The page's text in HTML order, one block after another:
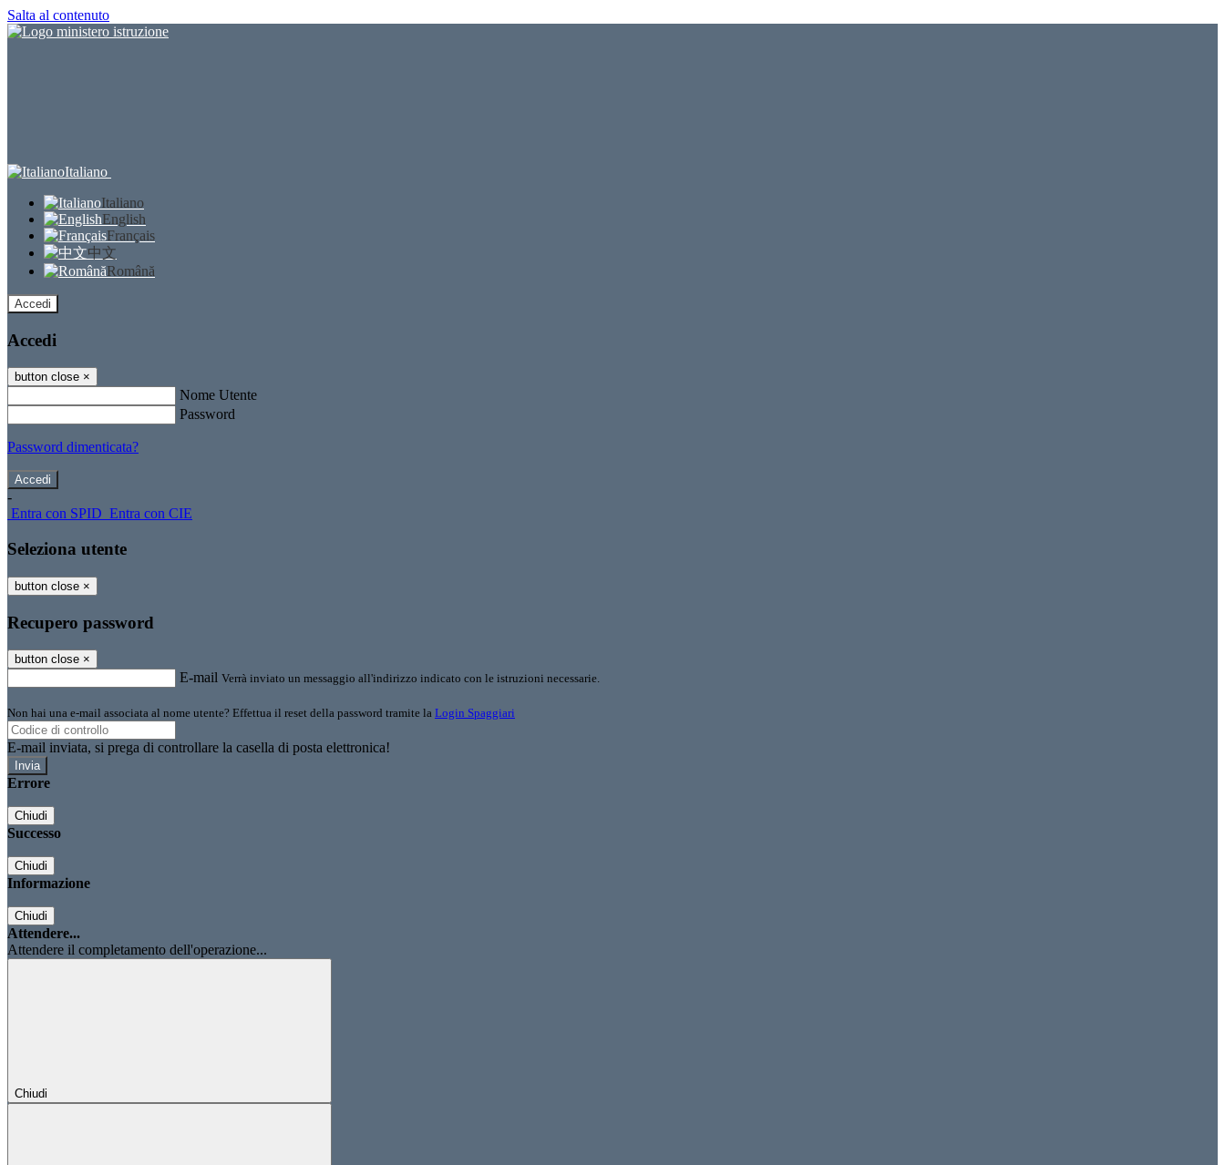
Salta al contenuto
Italiano
Italiano
English
Français
中文
Română
Accedi
Accedi
button close ×
Nome Utente
Password
Password dimenticata?
-
Entra con SPID Entra con CIE
Seleziona utente
button close ×
Recupero password
button close ×
E-mail Verrà inviato un messaggio all'indirizzo indicato con le istruzioni necessarie.
Non hai una e-mail associata al nome utente? Effettua il reset della password tramite la Login Spaggiari
E-mail inviata, si prega di controllare la casella di posta elettronica!
Errore
Chiudi
Successo
Chiudi
Informazione
Chiudi
Attendere...
Attendere il completamento dell'operazione...
Chiudi